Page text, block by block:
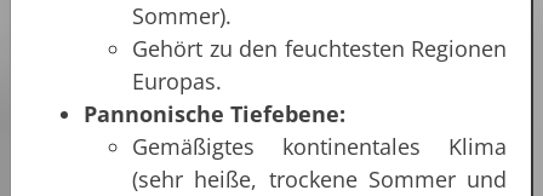
Sommer).
Gehört zu den feuchtesten Regionen
Europas.
Pannonische Tiefebene:
Gemäßigtes kontinentales Klima
(sehr heiße, trockene Sommer und